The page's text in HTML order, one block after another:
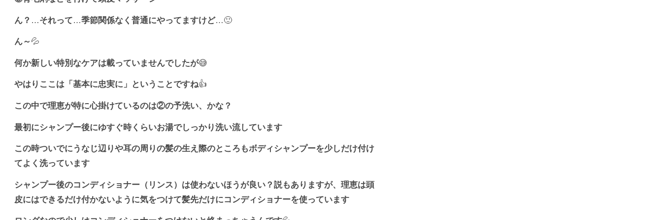
ん？ …それって…季節関係なく普通にやってますけど…🙂
ん～ 💦
何か新しい特別なケアは載っていませんでしたが😅
やはりここは「基本に忠実に」ということですね👍
この中で理恵が特に心掛けているのは②の予洗い、かな？
最初にシャンプー後にゆすぐ時くらいお湯でしっかり洗い流しています
この時ついでにうなじ辺りや耳の周りの髪の生え際のところもボディシャンプーを少しだけ付け
てよく洗っています
シャンプー後のコンディショナー（リンス）は使わないほうが良い？説もありますが、理恵は頭
皮にはできるだけ付かないように気をつけて髪先だけにコンディショナーを使っています